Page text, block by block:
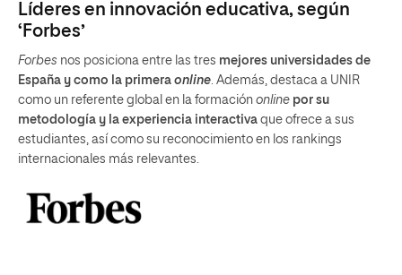
Líderes en innovación educativa, según
‘Forbes’
Forbes nos posiciona entre las tres mejores universidades de
España y como la primera online. Además, destaca a UNIR
como un referente global en la formación online por su
metodología y la experiencia interactiva que ofrece a sus
estudiantes, así como su reconocimiento en los rankings
internacionales más relevantes.